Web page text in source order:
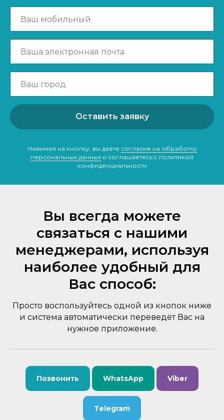
Оставить заявку
Нажимая на кнопку, вы даете согласие на обработку
персональных данных и соглашаетесь c политикой
конфиденциальности
Вы всегда можете
связаться с нашими
менеджерами, используя
наиболее удобный для
Вас способ:
Просто воспользуйтесь одной из кнопок ниже
и система автоматически переведёт Вас на
нужное приложение.
Позвонить WhatsApp Viber
Telegram